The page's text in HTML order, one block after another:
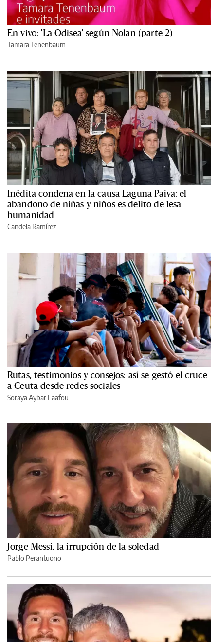
En vivo: 'La Odisea' según Nolan (parte 2)
Tamara Tenenbaum
Inédita condena en la causa Laguna Paiva: el
abandono de niñas y niños es delito de lesa
humanidad
Candela Ramírez
Rutas, testimonios y consejos: así se gestó el cruce
a Ceuta desde redes sociales
Soraya Aybar Laafou
Jorge Messi, la irrupción de la soledad
Pablo Perantuono